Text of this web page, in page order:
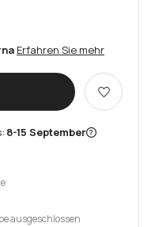
Erfahren Sie mehr
8-15 September
ausgeschlossen